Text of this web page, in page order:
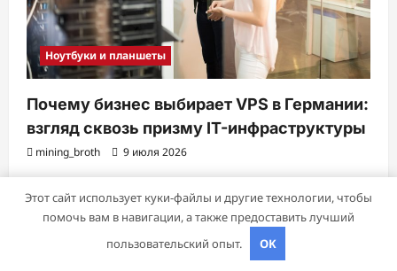
Ноутбуки и планшеты
Почему бизнес выбирает VPS в Германии:
взгляд сквозь призму IT-инфраструктуры
mining_broth 9 июля 2026
Этот сайт использует куки-файлы и другие технологии, чтобы
помочь вам в навигации, а также предоставить лучший
пользовательский опыт.
OK